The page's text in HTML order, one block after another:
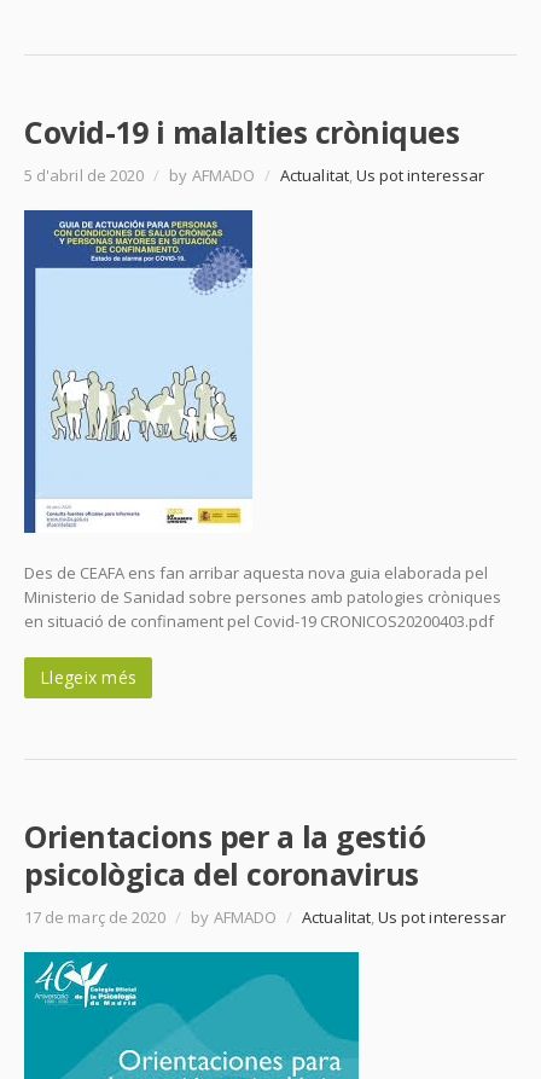
Covid-19 i malalties cròniques
5 d'abril de 2020 / by AFMADO / Actualitat,Us pot interessar
Des de CEAFA ens fan arribar aquesta nova guia elaborada pel
Ministerio de Sanidad sobre persones amb patologies cròniques
en situació de confinament pel Covid-19 CRONICOS20200403.pdf
Llegeix més
Orientacions per a la gestió
psicològica del coronavirus
17 de març de 2020 / by AFMADO / Actualitat,Us pot interessar